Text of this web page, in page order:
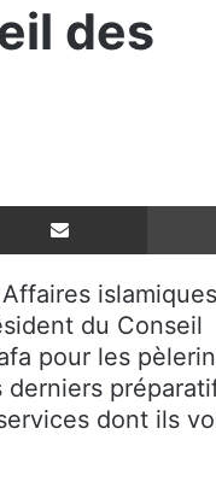
des
Partager par email
du Conseil
pour les
derniers
dont ils